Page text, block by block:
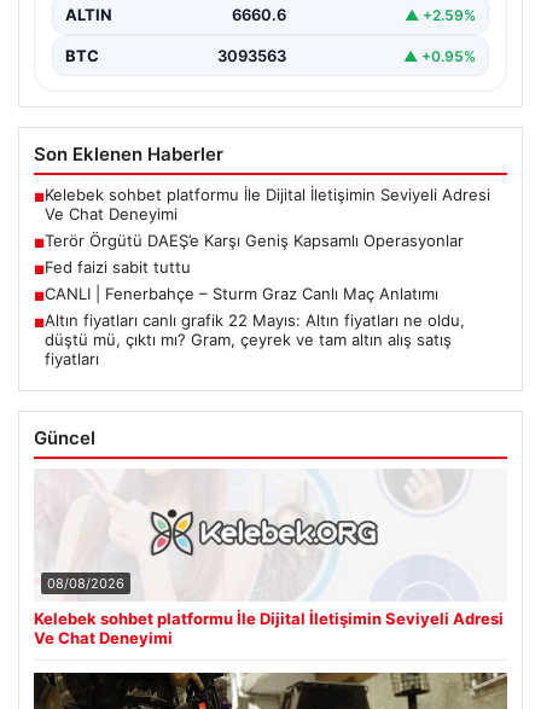
ALTIN 6660.6 ▲ +2.59%
BTC 3093563 ▲ +0.95%
Son Eklenen Haberler
■Kelebek sohbet platformu İle Dijital İletişimin Seviyeli Adresi
Ve Chat Deneyimi
■Terör Örgütü DAEŞ’e Karşı Geniş Kapsamlı Operasyonlar
■Fed faizi sabit tuttu
■CANLI | Fenerbahçe – Sturm Graz Canlı Maç Anlatımı
■Altın fiyatları canlı grafik 22 Mayıs: Altın fiyatları ne oldu,
düştü mü, çıktı mı? Gram, çeyrek ve tam altın alış satış
fiyatları
Güncel
08/08/2026
Kelebek sohbet platformu İle Dijital İletişimin Seviyeli Adresi
Ve Chat Deneyimi